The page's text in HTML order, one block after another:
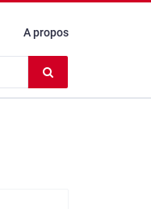
A propos
le